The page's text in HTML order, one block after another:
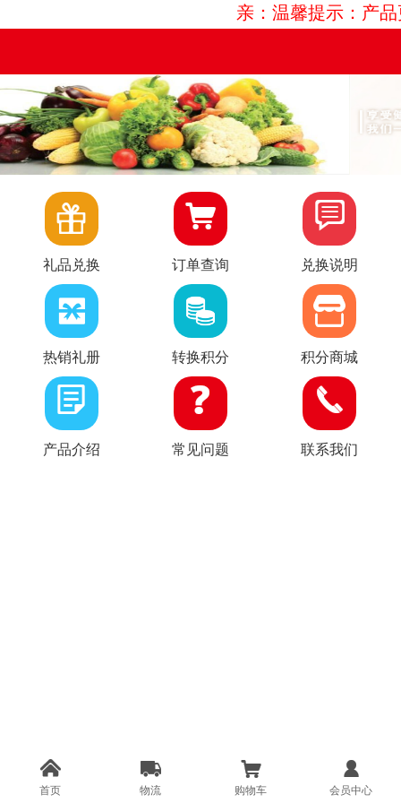
亲：温馨提示：产

礼品兑换
热销礼册

产品介绍

订单查询
转换积分

常见问题

兑换说明
积分商城

联系我们

首页

物流

购物车

会员中心